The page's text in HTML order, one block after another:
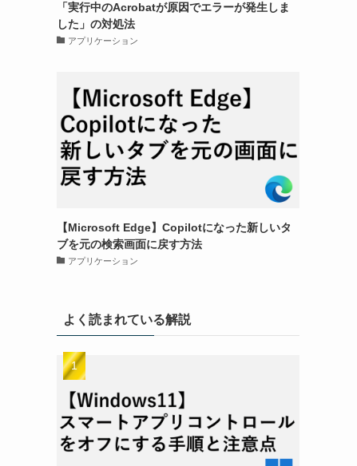
「実行中のAcrobatが原因でエラーが発生しま
した」の対処法
アプリケーション
【Microsoft Edge】Copilotになった新しいタ
ブを元の検索画面に戻す方法
アプリケーション
よく読まれている解説